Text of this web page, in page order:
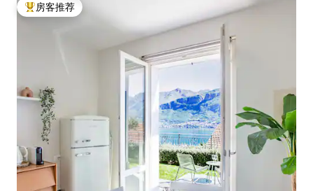
热门「房客推荐」
房客推荐